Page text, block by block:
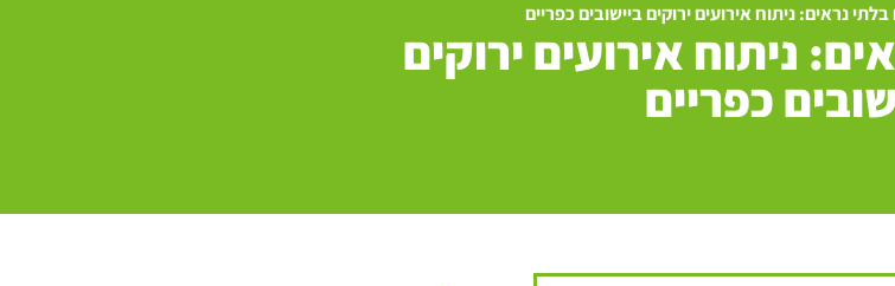
בלתי נראים: ניתוח אירועים ירוקים ביישובים כפריים
ניתוח אירועים ירוקים
כפריים